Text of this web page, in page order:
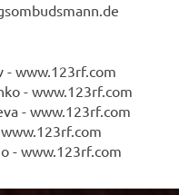
www.123rf.com
- www.123rf.com
- www.123rf.com
- www.123rf.com